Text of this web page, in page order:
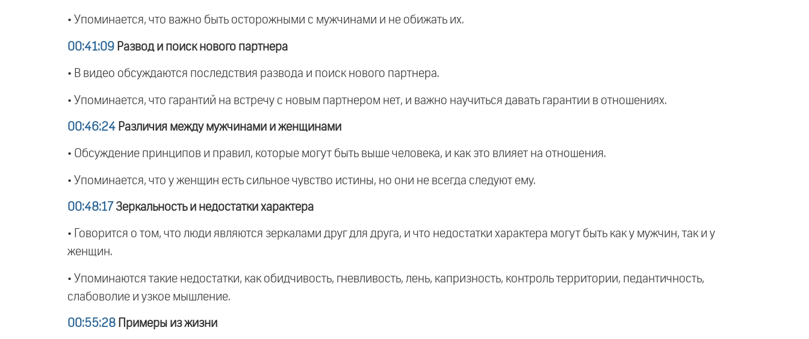
• Упоминается, что важно быть осторожными с мужчинами и не обижать их.
00:41:09 Развод и поиск нового партнера
• В видео обсуждаются последствия развода и поиск нового партнера.
• Упоминается, что гарантий на встречу с новым партнером нет, и важно научиться давать гарантии в отношениях.
00:46:24 Различия между мужчинами и женщинами
• Обсуждение принципов и правил, которые могут быть выше человека, и как это влияет на отношения.
• Упоминается, что у женщин есть сильное чувство истины, но они не всегда следуют ему.
00:48:17 Зеркальность и недостатки характера
• Говорится о том, что люди являются зеркалами друг для друга, и что недостатки характера могут быть как у мужчин, так и у
женщин.
• Упоминаются такие недостатки, как обидчивость, гневливость, лень, капризность, контроль территории, педантичность,
слабоволие и узкое мышление.
00:55:28 Примеры из жизни